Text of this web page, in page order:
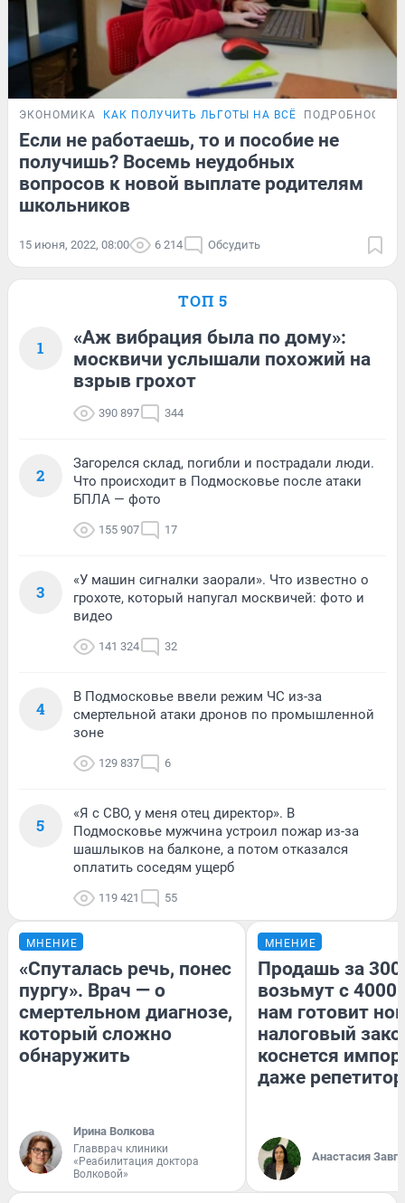
ЭКОНОМИКА КАК ПОЛУЧИТЬ ЛЬГОТЫ НА ВСЁ ПОДРОБНОСТИ
Если не работаешь, то и пособие не
получишь? Восемь неудобных
вопросов к новой выплате родителям
школьников
15 июня, 2022, 08:00 6 214 Обсудить
ТОП 5
1
«Аж вибрация была по дому»:
москвичи услышали похожий на
взрыв грохот
390 897 344
2
Загорелся склад, погибли и пострадали люди.
Что происходит в Подмосковье после атаки
БПЛА — фото
155 907 17
3
«У машин сигналки заорали». Что известно о
грохоте, который напугал москвичей: фото и
видео
141 324 32
4
В Подмосковье ввели режим ЧС из-за
смертельной атаки дронов по промышленной
зоне
129 837 6
5
«Я с СВО, у меня отец директор». В
Подмосковье мужчина устроил пожар из-за
шашлыков на балконе, а потом отказался
оплатить соседям ущерб
119 421 55
МНЕНИЕ
«Спуталась речь, понес
пургу». Врач — о
смертельном диагнозе,
который сложно
обнаружить
Ирина Волкова
Главврач клиники
«Реабилитация доктора
Волковой»
МНЕНИЕ
Продашь за
возьмут с
нам готовит
налоговый
коснется
даже
Анастасия